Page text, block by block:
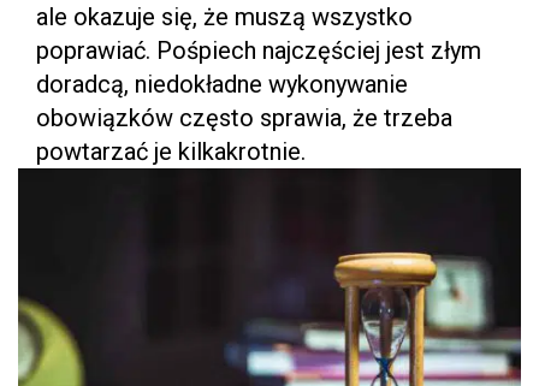
ale okazuje się, że muszą wszystko
poprawiać. Pośpiech najczęściej jest złym
doradcą, niedokładne wykonywanie
obowiązków często sprawia, że trzeba
powtarzać je kilkakrotnie.